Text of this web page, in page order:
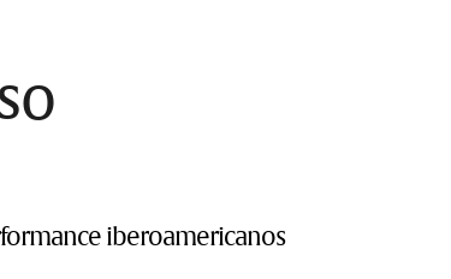
iberoamericanos